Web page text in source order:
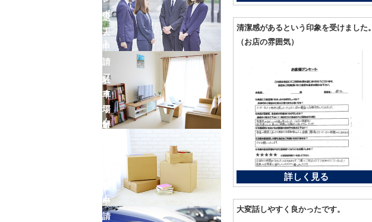
清潔感があるという印象を受けました。
（お店の雰囲気）
詳しく見る
大変話しやすく良かったです。
ポ
ー
ト
退
去
申
請
フ
ォ
ー
ム
駐
車
場
解
ム
車
申
請